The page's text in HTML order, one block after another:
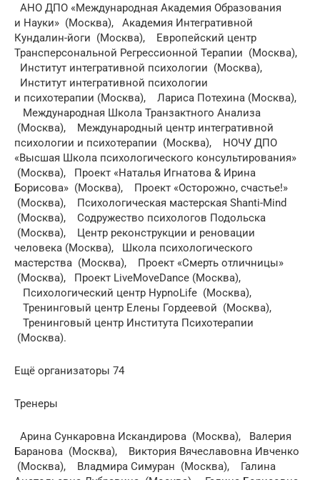
АНО ДПО «Международная Академия Образования
и Науки» (Москва), Академия Интегративной
Кундалин-йоги (Москва), Европейский центр
Трансперсональной Регрессионной Терапии (Москва),
Институт интегративной психологии (Москва),
Институт интегративной психологии
и психотерапии (Москва), Лариса Потехина (Москва),
Международная Школа Транзактного Анализа
(Москва), Международный центр интегративной
психологии и психотерапии (Москва), НОЧУ ДПО
«Высшая Школа психологического консультирования»
(Москва), Проект «Наталья Игнатова & Ирина
Борисова» (Москва), Проект «Осторожно, счастье!»
(Москва), Психологическая мастерская Shanti-Mind
(Москва), Содружество психологов Подольска
(Москва), Центр реконструкции и реновации
человека (Москва), Школа психологического
мастерства (Москва), Проект «Смерть отличницы»
(Москва), Проект LiveMoveDance (Москва),
Психологический центр HypnoLife (Москва),
Тренинговый центр Елены Гордеевой (Москва),
Тренинговый центр Института Психотерапии
(Москва).
Ещё организаторы 74
Тренеры
Арина Сункаровна Искандирова (Москва), Валерия
Баранова (Москва), Виктория Вячеславовна Ивченко
(Москва), Владмира Симуран (Москва), Галина